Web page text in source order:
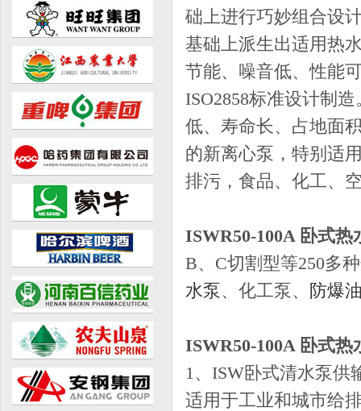
础上进行巧妙组合设
基础上派生出适用热
节能、噪音低、性能
ISO2858标准设计制
低、寿命长、占地面
的新离心泵，特别适
排污，食品、化工、
ISWR50-100A 卧式热
B、C切割型等250多
水泵、化工泵、 防爆
ISWR50-100A 卧式热
1、ISW卧式清水泵供
适用于工业和城市给